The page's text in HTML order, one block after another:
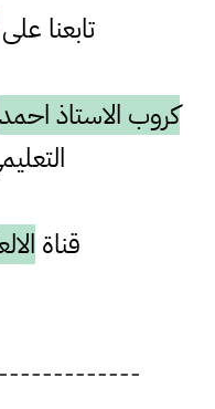
تابعنا
كروب الاستاذ احمد
قناة